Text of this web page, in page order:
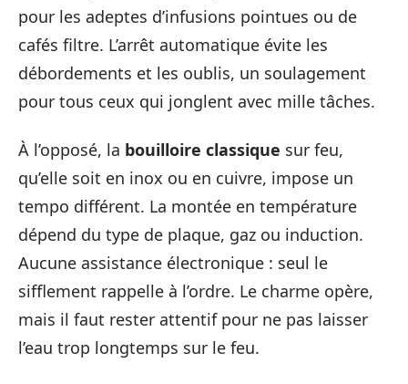
pour les adeptes d’infusions pointues ou de
cafés filtre. L’arrêt automatique évite les
débordements et les oublis, un soulagement
pour tous ceux qui jonglent avec mille tâches.
À l’opposé, la bouilloire classique sur feu,
qu’elle soit en inox ou en cuivre, impose un
tempo différent. La montée en température
dépend du type de plaque, gaz ou induction.
Aucune assistance électronique : seul le
sifflement rappelle à l’ordre. Le charme opère,
mais il faut rester attentif pour ne pas laisser
l’eau trop longtemps sur le feu.